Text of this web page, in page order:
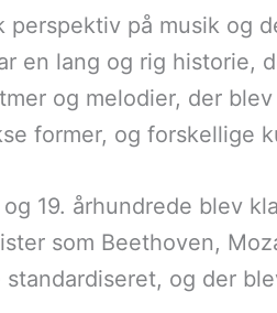
perspektiv på musik og
en lang og rig historie,
og melodier, der
former, og forskellige
og 19. århundrede blev
som Beethoven,
standardiseret, og der